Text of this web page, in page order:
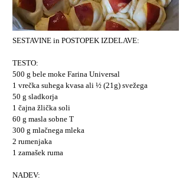
SESTAVINE in POSTOPEK IZDELAVE:
TESTO:
500 g bele moke Farina Universal
1 vrečka suhega kvasa ali ½ (21g) svežega
50 g sladkorja
1 čajna žlička soli
60 g masla sobne T
300 g mlačnega mleka
2 rumenjaka
1 zamašek ruma
NADEV: